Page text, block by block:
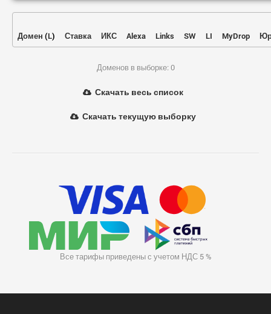
Домен (L) Ставка ИКС Alexa Links SW LI MyDrop
Доменов в выборке: 0
Скачать весь список
Скачать текущую выборку
Все тарифы приведены с учетом НДС 5 %